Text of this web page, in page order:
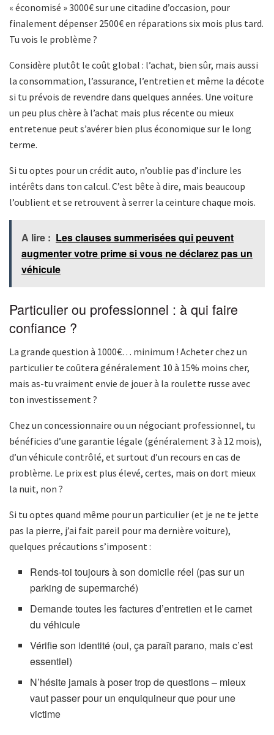
« économisé » 3000€ sur une citadine d’occasion, pour
finalement dépenser 2500€ en réparations six mois plus tard.
Tu vois le problème ?
Considère plutôt le coût global : l’achat, bien sûr, mais aussi
la consommation, l’assurance, l’entretien et même la décote
si tu prévois de revendre dans quelques années. Une voiture
un peu plus chère à l’achat mais plus récente ou mieux
entretenue peut s’avérer bien plus économique sur le long
terme.
Si tu optes pour un crédit auto, n’oublie pas d’inclure les
intérêts dans ton calcul. C’est bête à dire, mais beaucoup
l’oublient et se retrouvent à serrer la ceinture chaque mois.
A lire : Les clauses summerisées qui peuvent
augmenter votre prime si vous ne déclarez pas un
véhicule
Particulier ou professionnel : à qui faire
confiance ?
La grande question à 1000€… minimum ! Acheter chez un
particulier te coûtera généralement 10 à 15% moins cher,
mais as-tu vraiment envie de jouer à la roulette russe avec
ton investissement ?
Chez un concessionnaire ou un négociant professionnel, tu
bénéficies d’une garantie légale (généralement 3 à 12 mois),
d’un véhicule contrôlé, et surtout d’un recours en cas de
problème. Le prix est plus élevé, certes, mais on dort mieux
la nuit, non ?
Si tu optes quand même pour un particulier (et je ne te jette
pas la pierre, j’ai fait pareil pour ma dernière voiture),
quelques précautions s’imposent :
Rends-toi toujours à son domicile réel (pas sur un
parking de supermarché)
Demande toutes les factures d’entretien et le carnet
du véhicule
Vérifie son identité (oui, ça paraît parano, mais c’est
essentiel)
N’hésite jamais à poser trop de questions – mieux
vaut passer pour un enquiquineur que pour une
victime